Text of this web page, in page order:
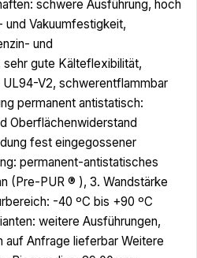
schwere Ausführung, hoch
Vakuumfestigkeit,
und
gute Kälteflexibilität,
V2, schwerentflammbar
permanent antistatisch:
Oberflächenwiderstand
fest eingegossener
permanent-antistatisches
(Pre-PUR ® ), 3. Wandstärke
-40 ºC bis +90 ºC
weitere Ausführungen,
auf Anfrage lieferbar Weitere